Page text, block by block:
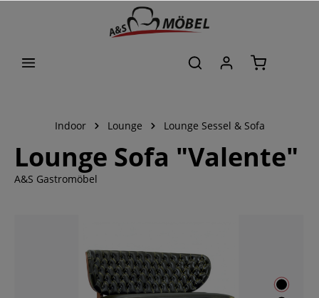
Indoor Lounge Lounge Sessel & Sofa
Lounge Sofa "Valente"
A&S Gastromöbel